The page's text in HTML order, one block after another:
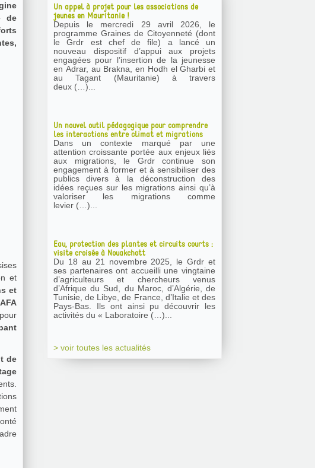
de
et
et
de
Un appel à projet pour les associations de
jeunes en Mauritanie !
Depuis le mercredi 29 avril 2026, le
programme Graines de Citoyenneté (dont
le Grdr est chef de file) a lancé un
nouveau dispositif d’appui aux projets
engagées pour l’insertion de la jeunesse
en Adrar, au Brakna, en Hodh el Gharbi et
au Tagant (Mauritanie) à travers
deux (…)...
Un nouvel outil pédagogique pour comprendre
les interactions entre climat et migrations
Dans un contexte marqué par une
attention croissante portée aux enjeux liés
aux migrations, le Grdr continue son
engagement à former et à sensibiliser des
publics divers à la déconstruction des
idées reçues sur les migrations ainsi qu’à
valoriser les migrations comme
levier (…)...
Eau, protection des plantes et circuits courts :
visite croisée à Nouakchott
Du 18 au 21 novembre 2025, le Grdr et
ses partenaires ont accueilli une vingtaine
d’agriculteurs et chercheurs venus
d’Afrique du Sud, du Maroc, d’Algérie, de
Tunisie, de Libye, de France, d’Italie et des
Pays-Bas. Ils ont ainsi pu découvrir les
activités du « Laboratoire (…)...
> voir toutes les actualités